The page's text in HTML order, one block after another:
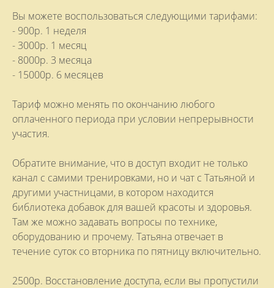
Вы можете воспользоваться следующими тарифами:
- 900р. 1 неделя
- 3000р. 1 месяц
- 8000р. 3 месяца
- 15000р. 6 месяцев
Тариф можно менять по окончанию любого
оплаченного периода при условии непрерывности
участия.
Обратите внимание, что в доступ входит не только
канал с самими тренировками, но и чат с Татьяной и
другими участницами, в котором находится
библиотека добавок для вашей красоты и здоровья.
Там же можно задавать вопросы по технике,
оборудованию и прочему. Татьяна отвечает в
течение суток со вторника по пятницу включительно.
2500р. Восстановление доступа, если вы пропустили